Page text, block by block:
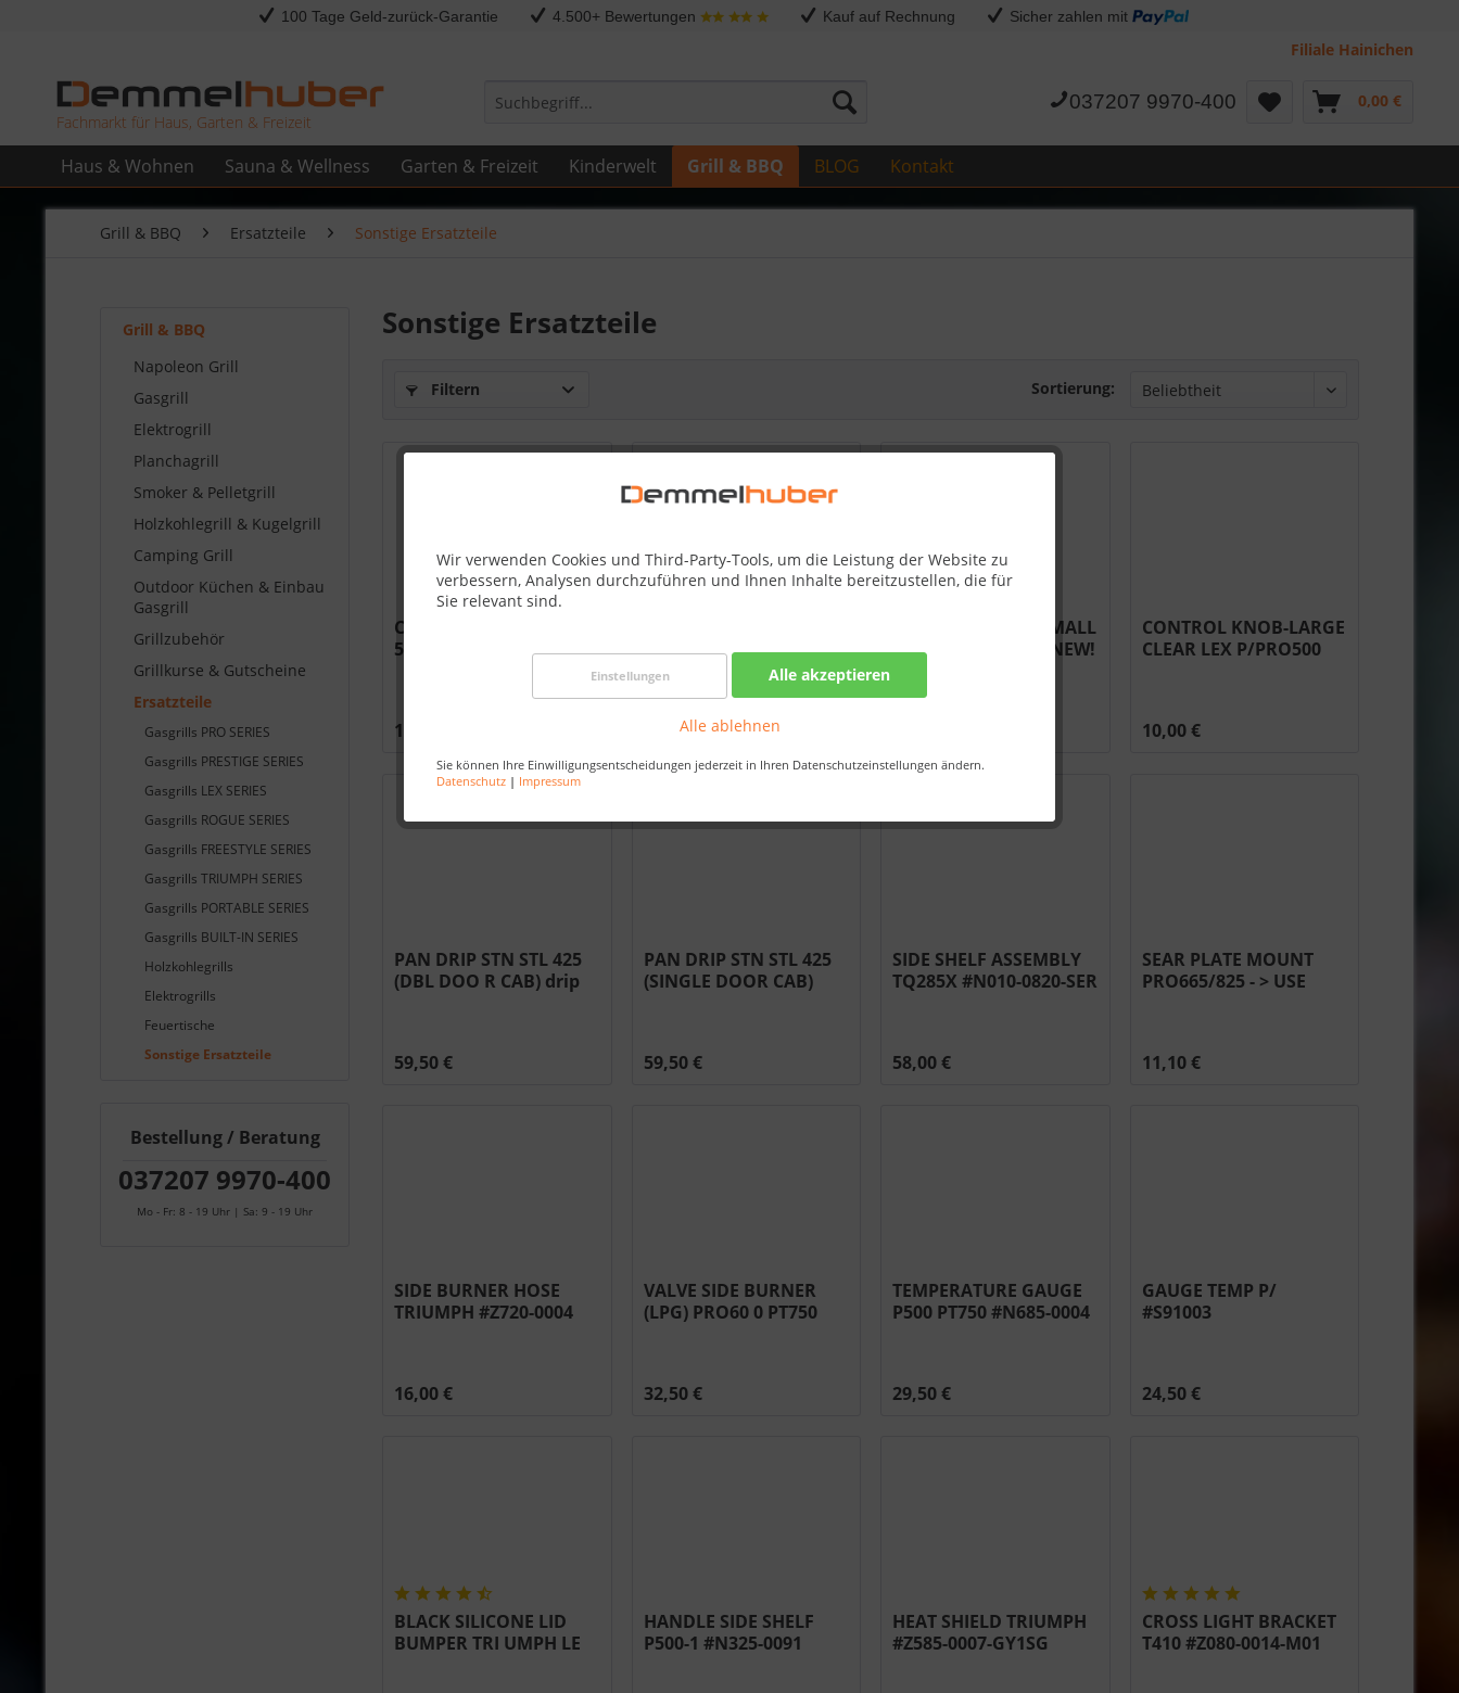
100 Tage Geld-zurück-Garantie 4.500+ Bewertungen Kauf auf Rechnung Sicher zahlen mit
Filiale Hainichen
Fachmarkt für Haus, Garten & Freizeit
037207 9970-400 0,00 €
Haus & Wohnen Sauna & Wellness Garten & Freizeit Kinderwelt Grill & BBQ BLOG Kontakt
Wir verwenden Cookies und Third-Party-Tools, um die Leistung der Website zu
verbessern, Analysen durchzuführen und Ihnen Inhalte bereitzustellen, die für
Sie relevant sind.
Einstellungen Alle akzeptieren
Alle ablehnen
Sie können Ihre Einwilligungsentscheidungen jederzeit in Ihren Datenschutzeinstellungen ändern.
Datenschutz | Impressum
Grill & BBQ Ersatzteile Sonstige Ersatzteile
Grill & BBQ
Napoleon Grill
Gasgrill
Elektrogrill
Planchagrill
Smoker & Pelletgrill
Holzkohlegrill & Kugelgrill
Camping Grill
Outdoor Küchen & Einbau
Gasgrill
Grillzubehör
Grillkurse & Gutscheine
Ersatzteile
Gasgrills PRO SERIES
Gasgrills PRESTIGE SERIES
Gasgrills LEX SERIES
Gasgrills ROGUE SERIES
Gasgrills FREESTYLE SERIES
Gasgrills TRIUMPH SERIES
Gasgrills PORTABLE SERIES
Gasgrills BUILT-IN SERIES
Holzkohlegrills
Elektrogrills
Feuertische
Sonstige Ersatzteile
Bestellung / Beratung
037207 9970-400
Mo - Fr: 8 - 19 Uhr | Sa: 9 - 19 Uhr
Sonstige Ersatzteile
Filtern Sortierung:
CASTING BASE GREY
500 #N135-0049-GY1HT
135,00 €
TQ285TQ285X #N010-
0776-BL4HM
125,00 €
CONTROL KNOB-SMALL
RED285 PRE STIGE NEW!
CONTROL KNOB-LARGE
CLEAR LEX P/PRO500
10,00 €
PAN DRIP STN STL 425
(DBL DOO R CAB) drip
59,50 €
PAN DRIP STN STL 425
(SINGLE DOOR CAB)
59,50 €
SIDE SHELF ASSEMBLY
TQ285X #N010-0820-SER
58,00 €
SEAR PLATE MOUNT
PRO665/825 - > USE
11,10 €
SIDE BURNER HOSE
TRIUMPH #Z720-0004
16,00 €
VALVE SIDE BURNER
(LPG) PRO60 0 PT750
32,50 €
TEMPERATURE GAUGE
P500 PT750 #N685-0004
29,50 €
GAUGE TEMP P/
#S91003
24,50 €
BLACK SILICONE LID
BUMPER TRI UMPH LE
HANDLE SIDE SHELF
P500-1 #N325-0091
HEAT SHIELD TRIUMPH
#Z585-0007-GY1SG
CROSS LIGHT BRACKET
T410 #Z080-0014-M01